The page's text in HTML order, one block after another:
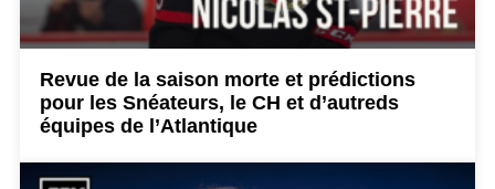
Revue de la saison morte et prédictions
pour les Snéateurs, le CH et d’autreds
équipes de l’Atlantique